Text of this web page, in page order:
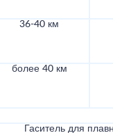
36-40 км
более 40 км
Гаситель для